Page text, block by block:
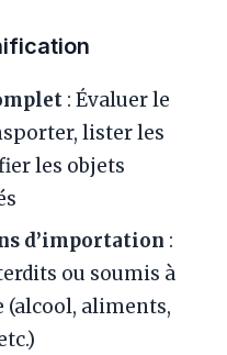
: Évaluer le
lister les
les objets
d’importation :
ou soumis à
(alcool, aliments,